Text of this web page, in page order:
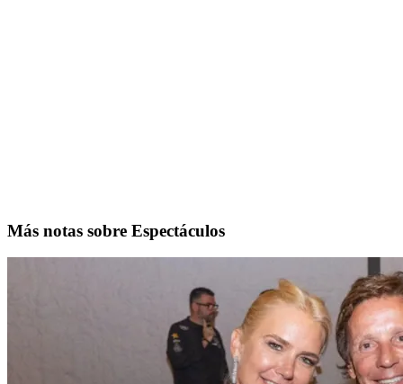
Más notas sobre Espectáculos